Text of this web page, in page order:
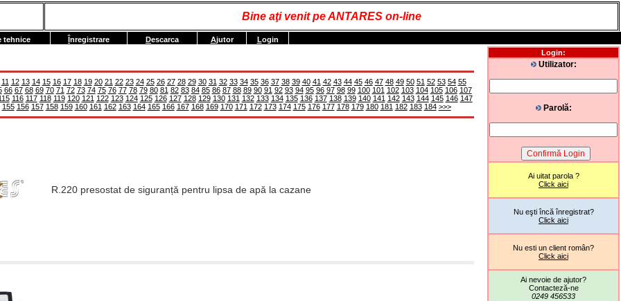
Bine aţi venit pe ANTARES on-line
11 12 13 14 15 16 17 18 19 20 21 22 23 24 25 26 27 28 29 30 31 32 33 34 35 36 37 38 39 40 41 42 43 44 45 46 47 48 49 50 51 52 53 54 55
66 67 68 69 70 71 72 73 74 75 76 77 78 79 80 81 82 83 84 85 86 87 88 89 90 91 92 93 94 95 96 97 98 99 100 101 102 103 104 105 106 107
116 117 118 119 120 121 122 123 124 125 126 127 128 129 130 131 132 133 134 135 136 137 138 139 140 141 142 143 144 145 146 147
155 156 157 158 159 160 161 162 163 164 165 166 167 168 169 170 171 172 173 174 175 176 177 178 179 180 181 182 183 184 >>>
R.220 presostat de siguranță pentru lipsa de apă la cazane
Login:
Utilizator:
Parolă:
Ai uitat parola ?
Click aici
Nu eşti încă înregistrat?
Click aici
Nu esti un client român?
Click aici
Ai nevoie de ajutor?
Contacteză-ne
0249 456533
tehnice Înregistrare Descarca Ajutor Login